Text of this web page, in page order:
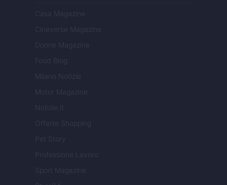
Casa Magazine
Cineverse Magazine
Donne Magazine
Food Blog
Milano Notizie
Motor Magazine
Notizie.it
Offerte Shopping
Pet Story
Professione Lavoro
Sport Magazine